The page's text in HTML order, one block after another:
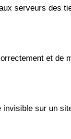
serveurs des
et
sur un